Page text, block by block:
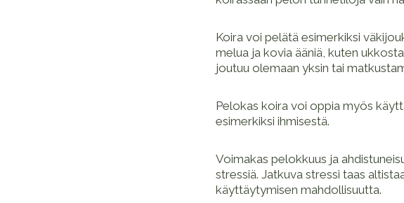
Koira voi pelätä esimerkiksi
melua ja kovia ääniä, kuten
joutuu olemaan yksin tai
Pelokas koira voi oppia myös
esimerkiksi ihmisestä.
Voimakas pelokkuus ja
stressiä. Jatkuva stressi taas
käyttäytymisen mahdollisuutta.